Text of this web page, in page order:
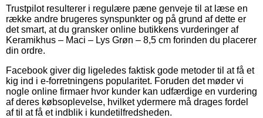
Trustpilot resulterer i regulære pæne genveje til at læse en
række andre brugeres synspunkter og på grund af dette er
det smart, at du gransker online butikkens vurderinger af
Keramikhus – Maci – Lys Grøn – 8,5 cm forinden du placerer
din ordre.
Facebook giver dig ligeledes faktisk gode metoder til at få et
kig ind i e-forretningens popularitet. Foruden det møder vi
nogle online firmaer hvor kunder kan udfærdige en vurdering
af deres købsoplevelse, hvilket ydermere må drages fordel
af til at få et indblik i kundetilfredsheden.